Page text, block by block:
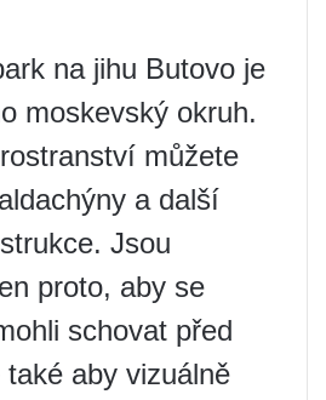
na jihu Butovo je
moskevský okruh.
můžete
a další
Jsou
proto, aby se
schovat před
aby vizuálně